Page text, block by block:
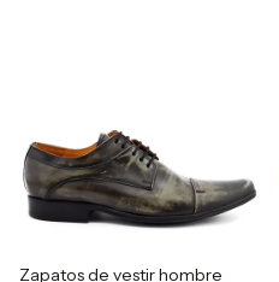
Zapatos de vestir hombre